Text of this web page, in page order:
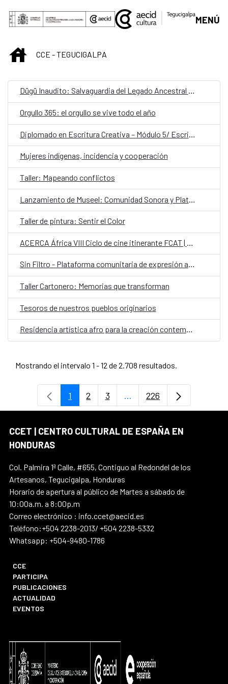
Saltar al contenido principal
MENÚ
INICIOCCE - TEGUCIGALPA
Dügü Inaudito: Salvaguardia del Legado Ancestral Garífuna/ Presentación pública de resultados y diálogo sobre patrimonio vivo
Orgullo 365: el orgullo se vive todo el año
Mujeres indígenas, incidencia y cooperación
Taller: Mapeando conflictos
Taller de pintura: Sentir el Color
ACERCA África VIII Ciclo de cine itinerante FCAT | AECID
Sin Filtro - Plataforma comunitaria de expresión artística
Taller Cartonero: Memorias que transforman
Tesoros de nuestros pueblos originarios
Residencia artística afro para la creación contemporánea colaborativa con comunidades garífunas
Mostrando el intervalo 1 - 12 de 2.708 resultados.
Página
1 Página
2 Página
3 ...Páginas intermedias Use
Página
226
CCET | CENTRO CULTURAL DE ESPAÑA EN
HONDURAS
Col. Palmira 1ª Calle, #655, Contiguo al Redondel de los
Artesanos, Tegucigalpa, Honduras
Horario de apertura al público de Martes a sábado de
10:00a.m. a 8:00p.m
Correo electrónico : info.ccet@aecid.es
Teléfono:+504 2238-2013/ +504 2238-5332
Whatsapp: +504-9480-1786
CCE
PARTICIPA
PUBLICACIONES
ACTUALIDAD
EVENTOS